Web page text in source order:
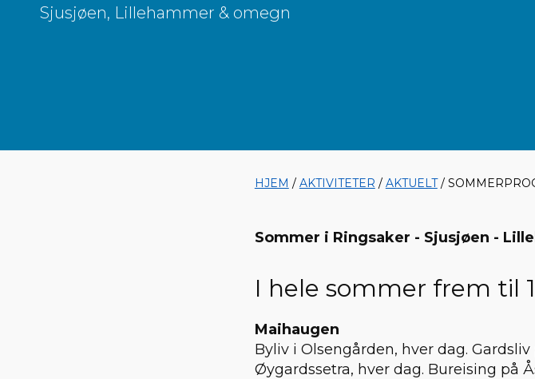
Sjusjøen, Lillehammer & omegn
HJEM / AKTIVITETER / AKTUELT/
Sommer i Ringsaker - Sjusjøen -
I hele sommer frem til
Maihaugen
Byliv i Olsengården, hver dag.
Øygardssetra, hver dag. Bureising på